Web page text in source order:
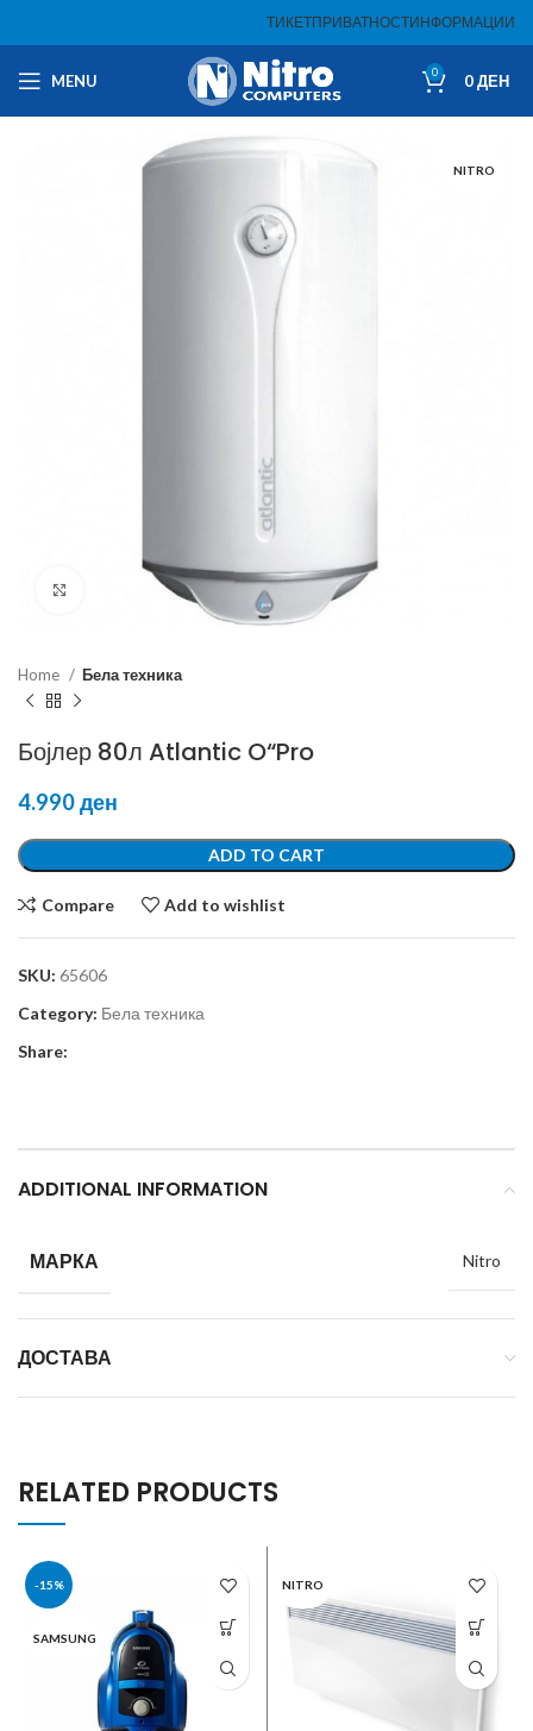
ТИКЕТПРИВАТНОСТИНФОРМАЦИИ
MENU 0 0ДЕН
NITRO
Click to enlarge
Home Бела техника
Бојлер 80л Atlantic O“Pro
4.990ден
ADD TO CART
Compare Add to wishlist
SKU: 65606
Category: Бела техника
Share:
ADDITIONAL INFORMATION
МАРКА Nitro
ДОСТАВА
RELATED PRODUCTS
-15%
SAMSUNG
NITRO